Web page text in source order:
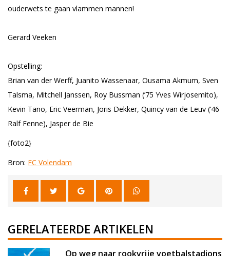
ouderwets te gaan vlammen mannen!
Gerard Veeken
Opstelling:
Brian van der Werff, Juanito Wassenaar, Ousama Akmum, Sven
Talsma, Mitchell Janssen, Roy Bussman (’75 Yves Wirjosemito),
Kevin Tano, Eric Veerman, Joris Dekker, Quincy van de Leuv (’46
Ralf Fenne), Jasper de Bie
{foto2}
Bron: FC Volendam
GERELATEERDE ARTIKELEN
Op weg naar rookvrije voetbalstadions